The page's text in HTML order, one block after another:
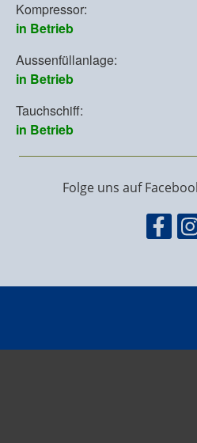
Folge uns auf